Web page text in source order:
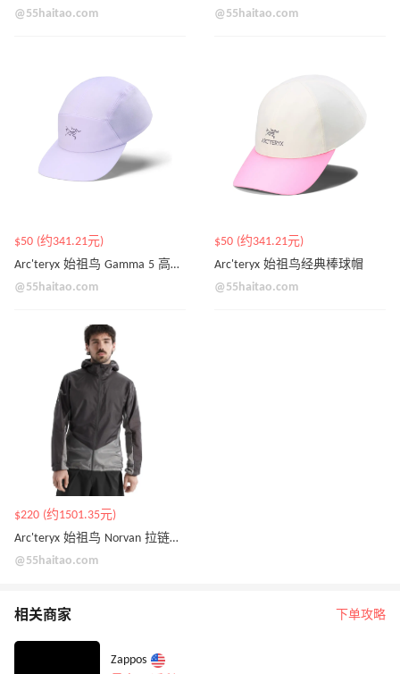
@55haitao.com
@55haitao.com
$50 (约341.21元)
Arc'teryx 始祖鸟 Gamma 5 高性能棒球帽
@55haitao.com
$50 (约341.21元)
Arc'teryx 始祖鸟经典棒球帽
@55haitao.com
$220 (约1501.35元)
Arc'teryx 始祖鸟 Norvan 拉链外套
@55haitao.com
相关商家 下单攻略
Zappos